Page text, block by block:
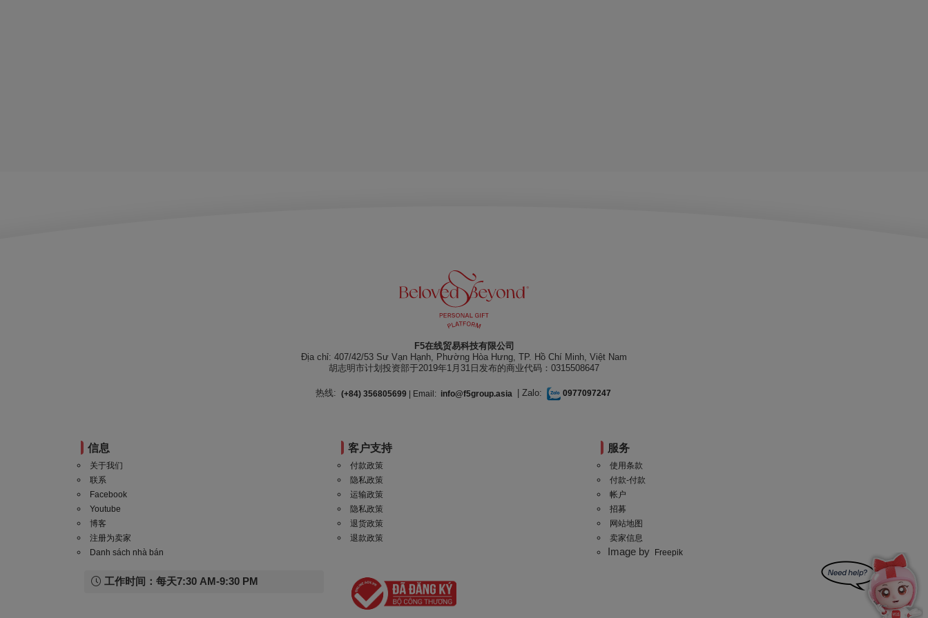
F5在线贸易科技有限公司
Địa chỉ: 407/42/53 Sư Vạn Hạnh, Phường Hòa Hưng, TP. Hồ Chí Minh, Việt Nam
胡志明市计划投资部于2019年1月31日发布的商业代码：0315508647
热线: (+84) 356805699| Email: info@f5group.asia | Zalo: 0977097247
信息
关于我们
联系
Facebook
Youtube
博客
注册为卖家
Danh sách nhà bán
客户支持
付款政策
隐私政策
运输政策
隐私政策
退货政策
退款政策
服务
使用条款
付款-付款
帐户
招募
网站地图
卖家信息
Image by Freepik
工作时间：每天7:30 AM-9:30 PM